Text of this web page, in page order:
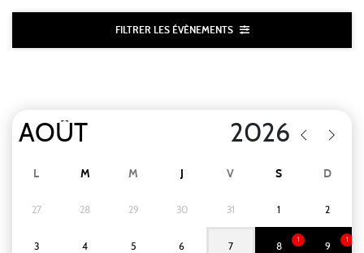
FILTRER LES ÉVÈNEMENTS
L M M J V S D
27 28 29 30 31 1 2
3 4 5 6 7 8
1
9
1